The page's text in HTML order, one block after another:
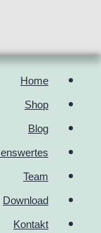
Home
Shop
Blog
Team
Download
Kontakt